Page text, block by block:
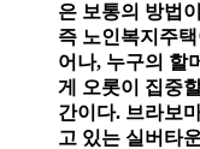
은 보통의 방법
즉 노인복지주
어나, 누구의 할
게 오롯이 집중
간이다. 브라보
고 있는 실버타